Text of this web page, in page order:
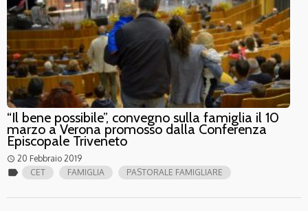
“Il bene possibile”, convegno sulla famiglia il 10
marzo a Verona promosso dalla Conferenza
Episcopale Triveneto
access_time 20 Febbraio 2019
label CET FAMIGLIA PASTORALE FAMIGLIARE